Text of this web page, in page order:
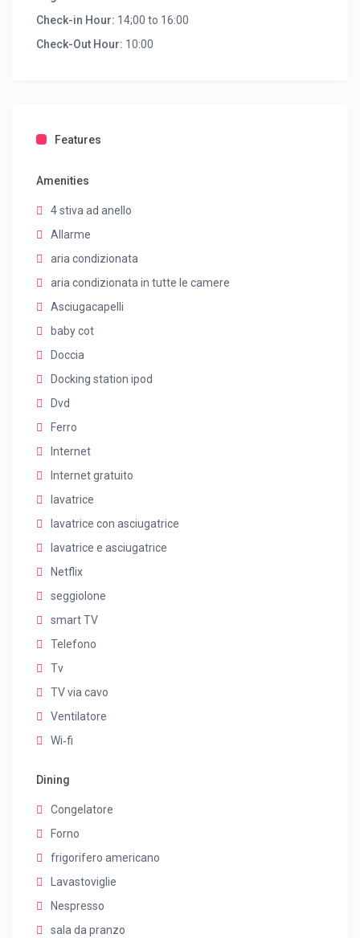
Check-in Hour: 14;00 to 16:00
Check-Out Hour: 10:00
Features
Amenities
4 stiva ad anello
Allarme
aria condizionata
aria condizionata in tutte le camere
Asciugacapelli
baby cot
Doccia
Docking station ipod
Dvd
Ferro
Internet
Internet gratuito
lavatrice
lavatrice con asciugatrice
lavatrice e asciugatrice
Netflix
seggiolone
smart TV
Telefono
Tv
TV via cavo
Ventilatore
Wi‑fi
Dining
Congelatore
Forno
frigorifero americano
Lavastoviglie
Nespresso
sala da pranzo